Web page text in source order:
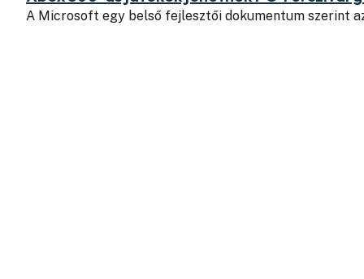
A Microsoft egy belső fejlesztői dokumentum szerint